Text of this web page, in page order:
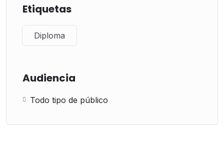
Etiquetas
Diploma
Audiencia
Todo tipo de público